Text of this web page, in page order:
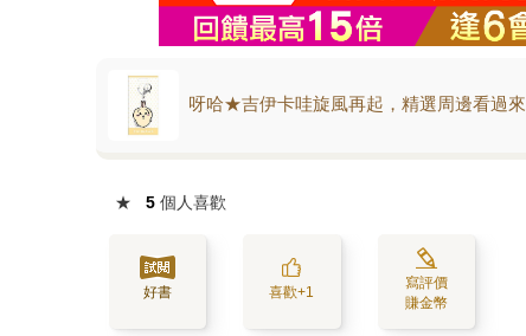
呀哈★吉伊卡哇旋風再起，精選周邊看過來
★ 5 個人喜歡
好書 喜歡+1
寫評價
賺金幣